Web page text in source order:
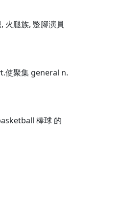
火腿族, 蹩腳演員
使聚集 general n.
棒球 的